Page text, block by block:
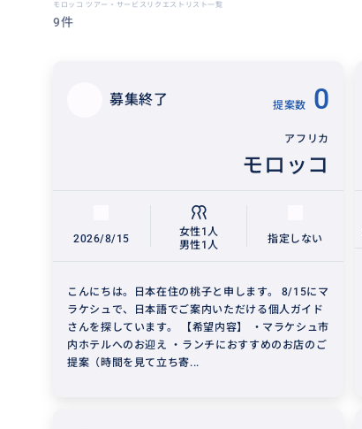
モロッコ ツアー・サービスリクエストリスト一覧
9件
募集終了 提案数 0
アフリカ
モロッコ
2026/8/15
女性1人
男性1人
指定しない
こんにちは。日本在住の桃子と申します。 8/15にマ
ラケシュで、日本語でご案内いただける個人ガイド
さんを探しています。 【希望内容】 ・マラケシュ市
内ホテルへのお迎え ・ランチにおすすめのお店のご
提案（時間を見て立ち寄...